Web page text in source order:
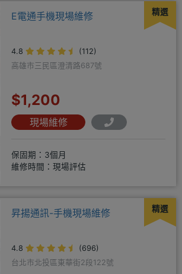
精選
E電通手機現場維修
4.8
(112)
高雄市三民區澄清路687號
$1,200
現場維修
保固期：3個月
維修時間：現場評估
精選
昇揚通訊-手機現場維修
4.8
(696)
台北市北投區東華街2段122號